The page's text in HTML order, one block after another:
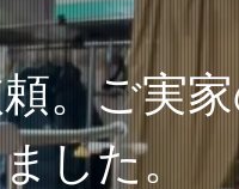
。ご実
した。